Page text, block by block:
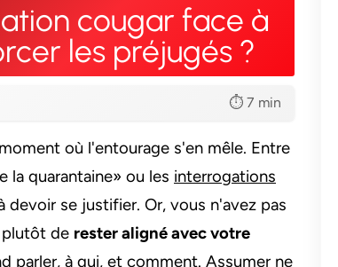
cougar face à
les préjugés ?
⏱️ 7 min
où l'entourage s'en mêle. Entre
la quarantaine» ou les interrogations
se justifier. Or, vous n'avez pas
plutôt de rester aligné avec votre
parler, à qui, et comment. Assumer ne